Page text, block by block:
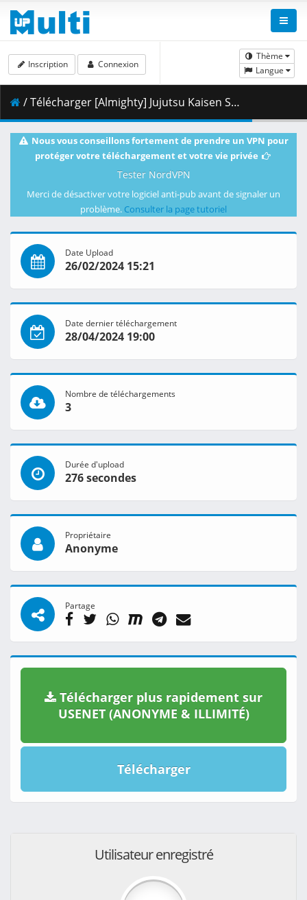
Thème
Langue
Inscription Connexion
/ Télécharger [Almighty] Jujutsu Kaisen S2 - 14 [BD 1920x1080 x264 FLAC].mkv.004 ( 491.63 MB )
Nous vous conseillons fortement de prendre un VPN pour
protéger votre téléchargement et votre vie privée
Tester NordVPN
Merci de désactiver votre logiciel anti-pub avant de signaler un
problème. Consulter la page tutoriel
Date Upload
26/02/2024 15:21
Date dernier téléchargement
28/04/2024 19:00
Nombre de téléchargements
3
Durée d'upload
276 secondes
Propriétaire
Anonyme
Partage
Télécharger plus rapidement sur
USENET (ANONYME & ILLIMITÉ)
Télécharger
Utilisateur enregistré